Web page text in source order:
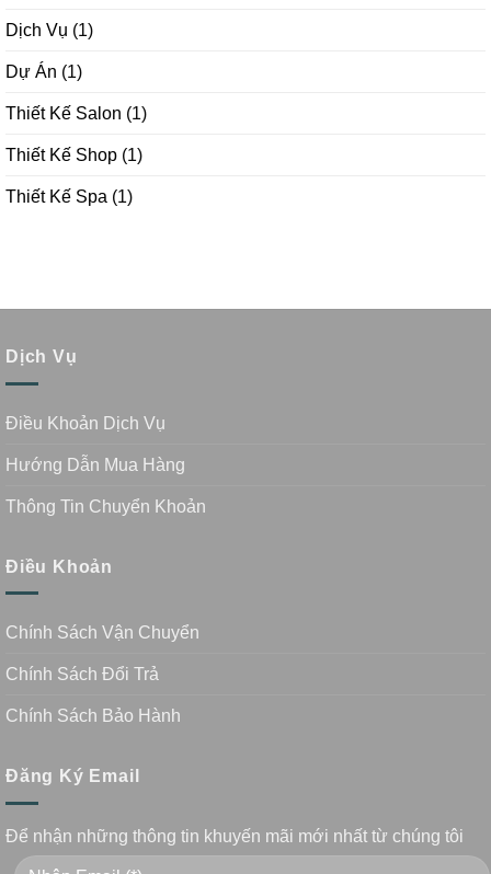
Dịch Vụ (1)
Dự Án (1)
Thiết Kế Salon (1)
Thiết Kế Shop (1)
Thiết Kế Spa (1)
Dịch Vụ
Điều Khoản Dịch Vụ
Hướng Dẫn Mua Hàng
Thông Tin Chuyển Khoản
Điều Khoản
Chính Sách Vận Chuyển
Chính Sách Đổi Trả
Chính Sách Bảo Hành
Đăng Ký Email
Để nhận những thông tin khuyến mãi mới nhất từ chúng tôi